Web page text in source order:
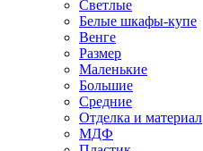
Светлые
Белые шкафы-купе
Венге
Размер
Маленькие
Большие
Средние
Отделка и материал
МДФ